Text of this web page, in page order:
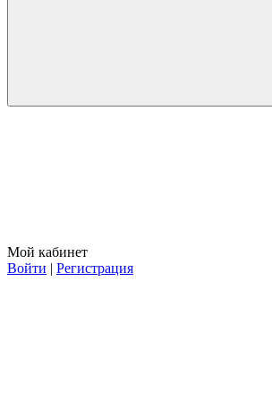
Мой кабинет
Войти | Регистрация